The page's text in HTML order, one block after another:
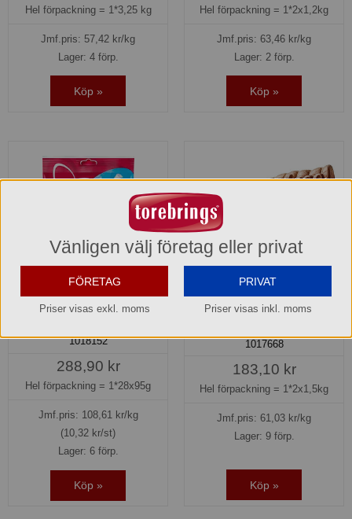
Hel förpackning = 1*3,25 kg
Jmf.pris: 57,42 kr/kg
Lager: 4 förp.
Köp »
Hel förpackning = 1*2x1,2kg
Jmf.pris: 63,46 kr/kg
Lager: 2 förp.
Köp »
Colaflaskor påse Malaco
1018152
288,90 kr
Hel förpackning = 1*28x95g
Jmf.pris: 108,61
kr/kg
(10,32 kr/st)
Lager: 6 förp.
Köp »
Colaflaskor Stora lösvikt
1017668
183,10 kr
Hel förpackning = 1*2x1,5kg
Jmf.pris: 61,03 kr/kg
Lager: 9 förp.
Köp »
Vänligen välj företag eller privat
FÖRETAG
Priser visas exkl. moms
PRIVAT
Priser visas inkl. moms